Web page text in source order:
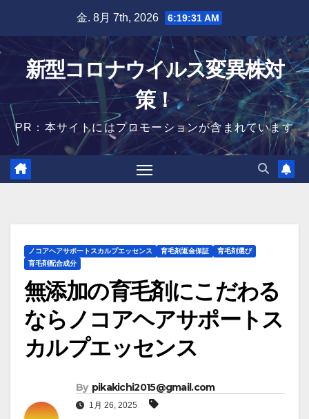
content
金. 8月 7th, 2026 6:19:31 AM
新型コロナウイルス変異株対
策！
PR：本サイトにはプロモーションが含まれています
ノコアヘアサポートスカルプエッセンス 育毛剤返金保証
育毛剤選び
育毛剤配合成分
無添加の育毛剤にこだわる
ならノコアヘアサポートス
カルプエッセンス
By pikakichi2015@gmail.com
1月 26, 2025